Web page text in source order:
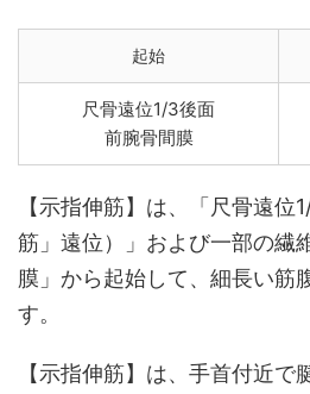
起始
尺骨遠位1/3後面
前腕骨間膜
【示指伸筋】は、「尺骨遠位
筋」遠位）」および一部の繊
膜」から起始して、細長い筋
す。
【示指伸筋】は、手首付近で